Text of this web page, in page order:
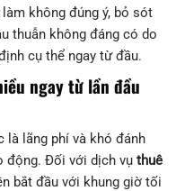
không đúng ý, bỏ sót
thuẫn không đáng có do
cụ thể ngay từ đầu.
ngay từ lần đầu
là lãng phí và khó đánh
động. Đối với dịch vụ thuê
bắt đầu với khung giờ tối